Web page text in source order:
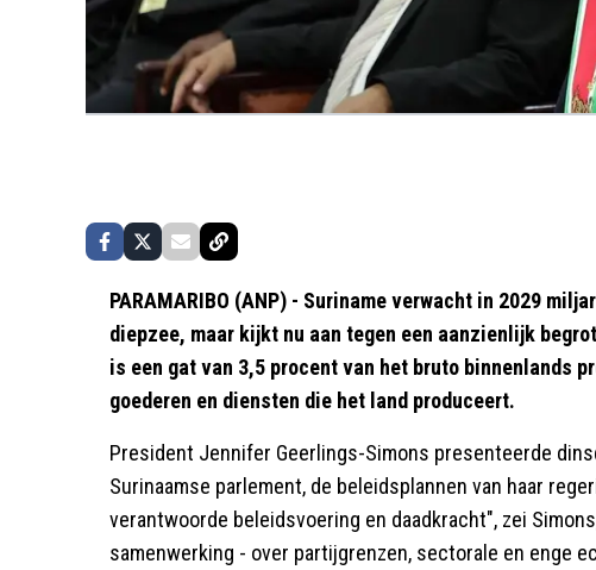
PARAMARIBO (ANP) - Suriname verwacht in 2029
diepzee, maar kijkt nu aan tegen een aanzienlijk
is een gat van 3,5 procent van het bruto binnenlands
goederen en diensten die het land produceert.
President Jennifer Geerlings-Simons presenteerde
Surinaamse parlement, de beleidsplannen van haar
verantwoorde beleidsvoering en daadkracht", zei
samenwerking - over partijgrenzen, sectorale en enge